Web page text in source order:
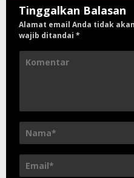
Tinggalkan Balasan
Alamat email Anda tidak
wajib ditandai *